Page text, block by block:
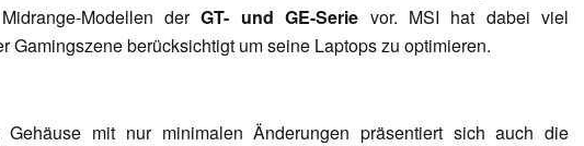
Modellen derGT- und GE-Serie vor. MSI hat dabei viel
Gamingszene berücksichtigt um seine Laptops zu optimieren.
Gehäuse mit nur minimalen Änderungen präsentiert sich auch die